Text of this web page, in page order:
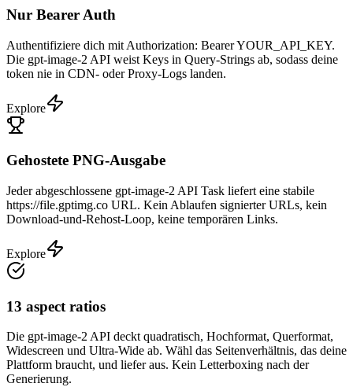
Nur Bearer Auth
Authentifiziere dich mit Authorization: Bearer YOUR_API_KEY.
Die gpt-image-2 API weist Keys in Query-Strings ab, sodass deine
token nie in CDN- oder Proxy-Logs landen.
Explore
Gehostete PNG-Ausgabe
Jeder abgeschlossene gpt-image-2 API Task liefert eine stabile
https://file.gptimg.co URL. Kein Ablaufen signierter URLs, kein
Download-und-Rehost-Loop, keine temporären Links.
Explore
13 aspect ratios
Die gpt-image-2 API deckt quadratisch, Hochformat, Querformat,
Widescreen und Ultra-Wide ab. Wähl das Seitenverhältnis, das deine
Plattform braucht, und liefer aus. Kein Letterboxing nach der
Generierung.